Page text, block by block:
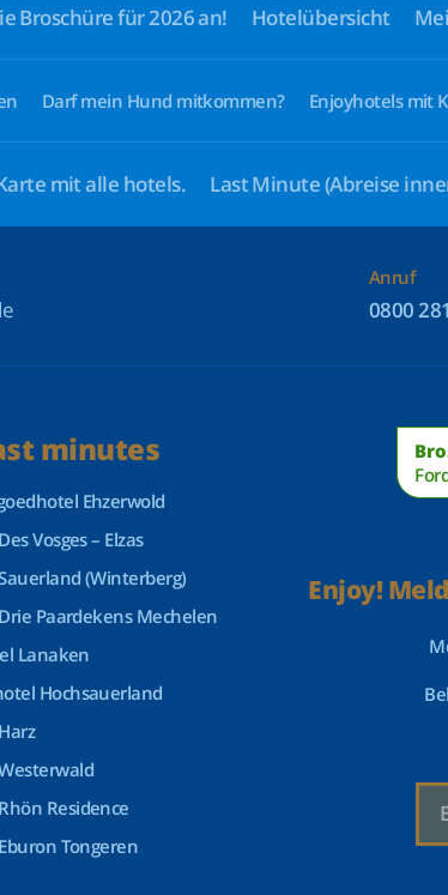
Broschüre für 2026 an! Hotelübersicht
Darf mein Hund mitkommen? Enjoyhotels mit
mit alle hotels. Last Minute(Abreise
Anruf
0800
minutes
Ehzerwold
Vosges – Elzas
(Winterberg)
Paardekens Mechelen
Lanaken
Hochsauerland
Residence
Tongeren
Enjoy!